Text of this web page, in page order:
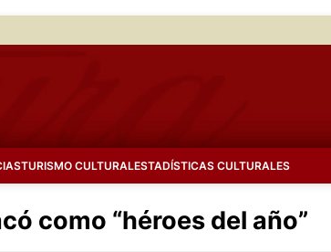
TURISMO CULTURALESTADÍSTICAS CULTURALES
como “héroes del año”